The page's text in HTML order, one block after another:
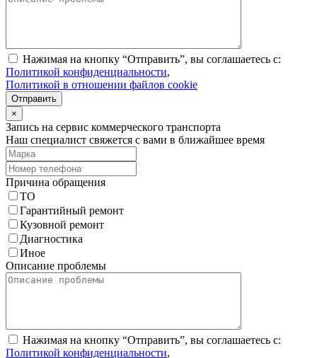
Нажимая на кнопку “Отправить”, вы соглашаетесь с:
Политикой конфиденциальности,
Политикой в отношении файлов cookie
Отправить
×
Запись на сервис коммерческого транспорта
Наш специалист свяжется с вами в ближайшее время
Причина обращения
ТО
Гарантийный ремонт
Кузовной ремонт
Диагностика
Иное
Описание проблемы
Нажимая на кнопку “Отправить”, вы соглашаетесь с:
Политикой конфиденциальности,